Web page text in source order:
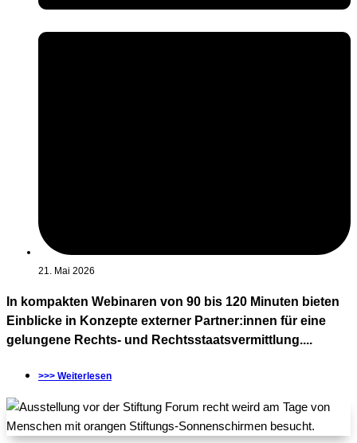
21. Mai 2026
In kompakten Webinaren von 90 bis 120 Minuten bieten
Einblicke in Konzepte externer Partner:innen für eine
gelungene Rechts- und Rechtsstaatsvermittlung....
>>> Weiterlesen